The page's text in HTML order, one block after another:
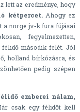
lett az eredménye, hogy
kétpercet.Ahogy ez
a norge jv-k fura fújásai
fegyelmezetten,
második felét. Jól
holland bírkózásra, és
pedig szépen
emberei nálam,
csak egy félidőt kell